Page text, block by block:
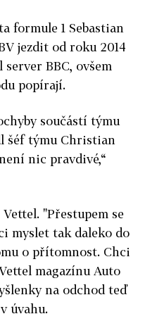
formule 1 Sebastian
jezdit od roku 2014
BBC, ovšem
popírají.
součástí týmu
šéf týmu Christian
nic pravdivé,“
"Přestupem se
myslet tak daleko do
o přítomnost. Chci
magazínu Auto
na odchod teď
úvahu.